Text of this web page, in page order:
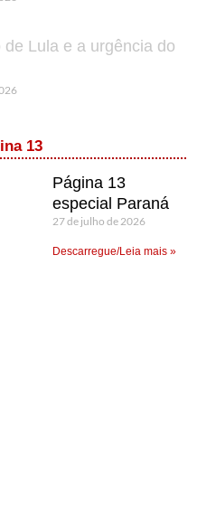
de Lula e a urgência do
13
Página 13
especial Paraná
27 de julho de 2026
Descarregue/Leia mais »